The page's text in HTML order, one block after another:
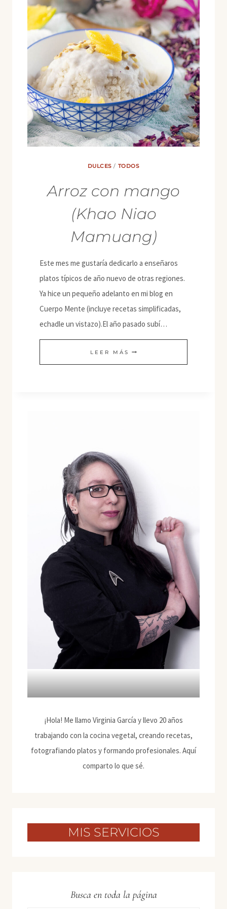
DULCES / TODOS
Arroz con mango
(Khao Niao
Mamuang)
Este mes me gustaría dedicarlo a enseñaros
platos típicos de año nuevo de otras regiones.
Ya hice un pequeño adelanto en mi blog en
Cuerpo Mente (incluye recetas simplificadas,
echadle un vistazo).El año pasado subí…
LEER MÁS ARROZ
CON
¡Hola! Me llamo Virginia García y llevo 20 años
trabajando con la cocina vegetal, creando recetas,
fotografiando platos y formando profesionales. Aquí
comparto lo que sé.
MIS SERVICIOS
Busca en toda la página